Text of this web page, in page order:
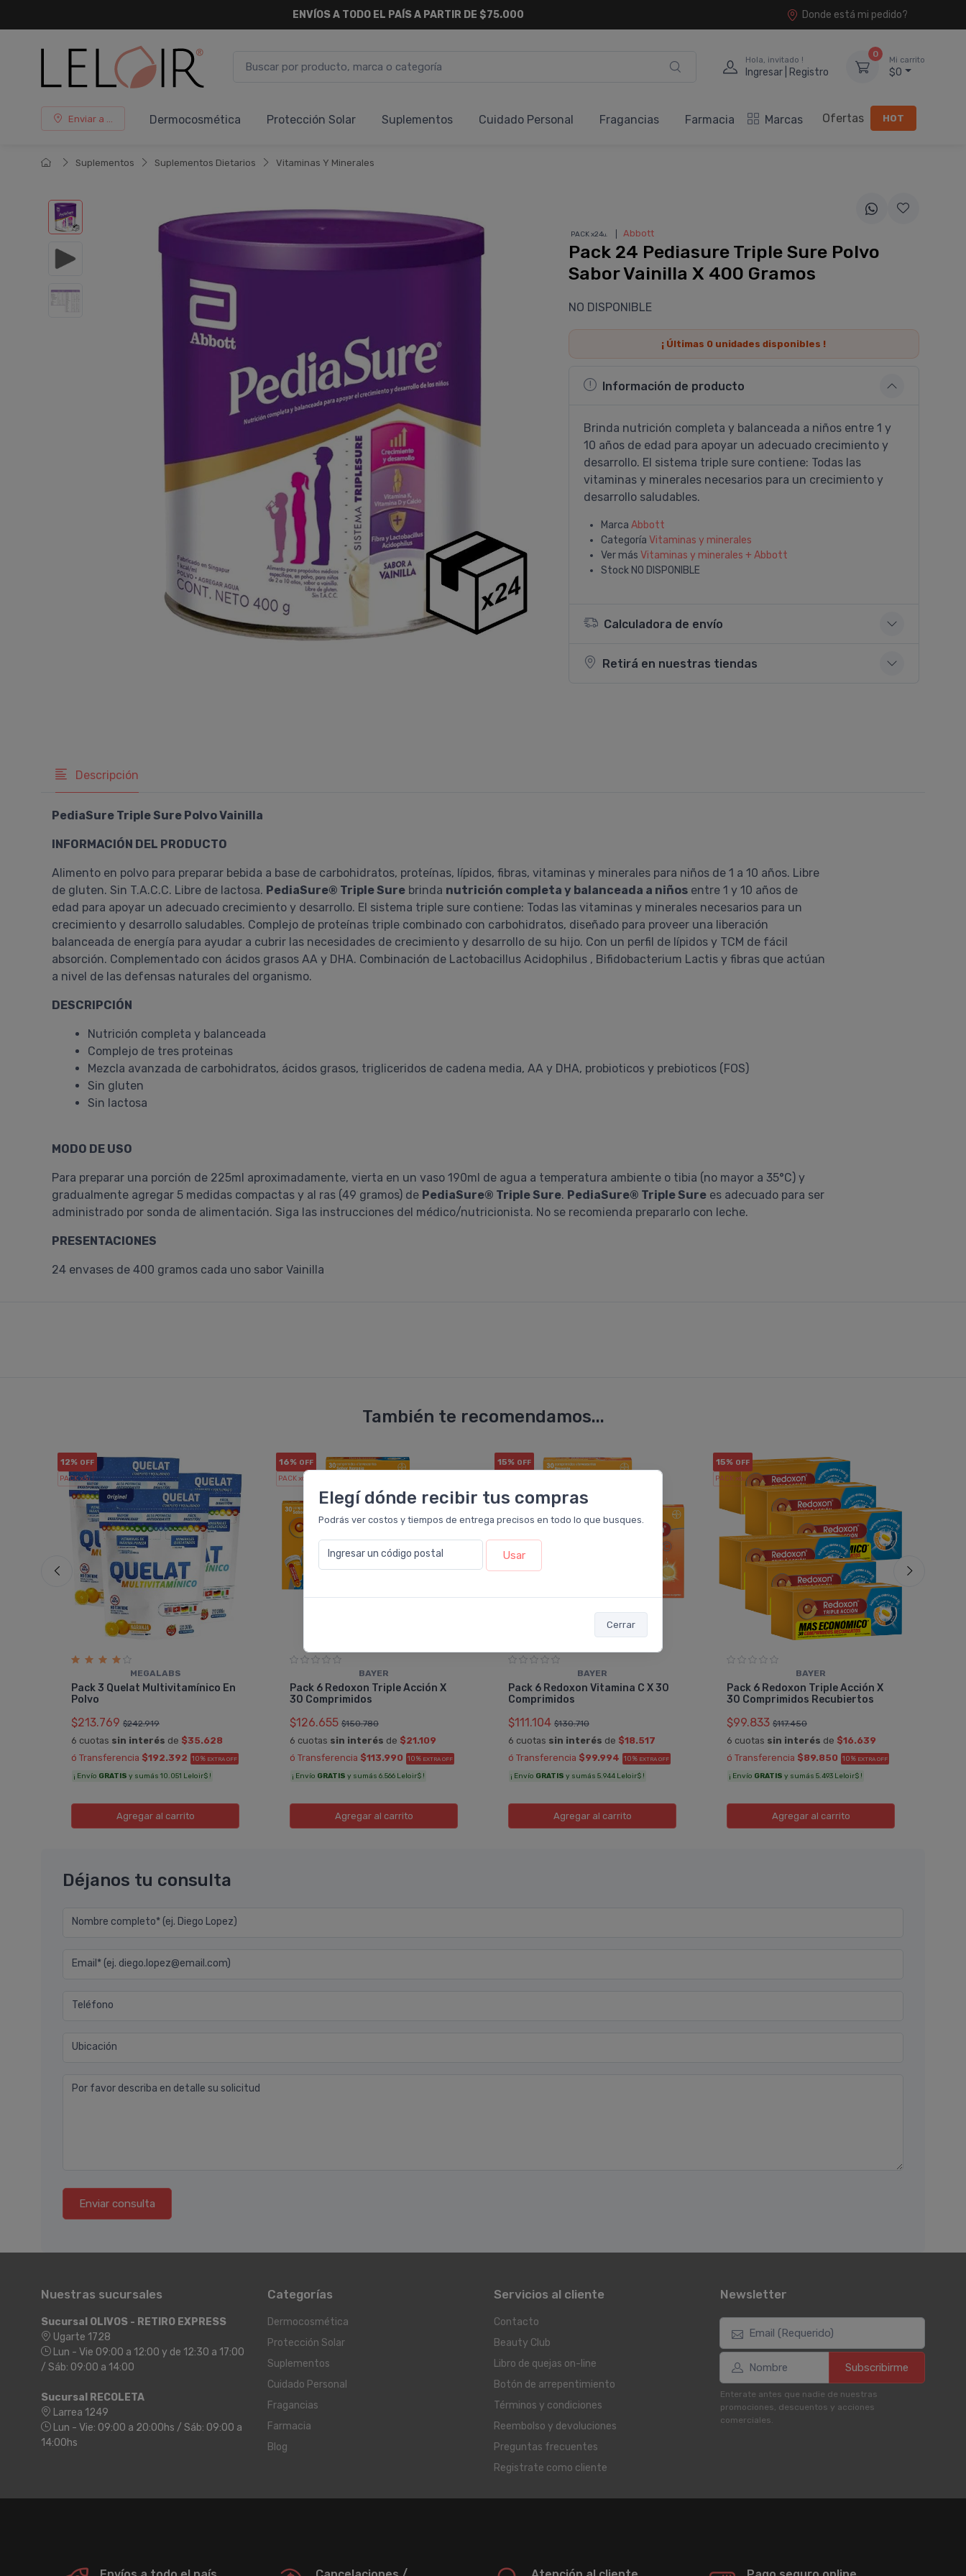
Elegí dónde recibir tus compras
Podrás ver costos y tiempos de entrega precisos en todo lo que busques.
Ingresar un código postal Usar
Cerrar
ENVÍOS A TODO EL PAÍS A PARTIR DE $75.000 Donde está mi pedido?
Hola, invitado !
Ingresar | Registro
0
Mi carrito
$0
Enviar a ... Dermocosmética Protección Solar Suplementos Cuidado Personal Fragancias Farmacia Marcas Ofertas HOT
Suplementos Suplementos Dietarios Vitaminas Y Minerales
PACK x24u. Abbott
Pack 24 Pediasure Triple Sure Polvo
Sabor Vainilla X 400 Gramos
NO DISPONIBLE
¡ Últimas 0 unidades disponibles !
Información de producto
Brinda nutrición completa y balanceada a niños entre 1 y
10 años de edad para apoyar un adecuado crecimiento y
desarrollo. El sistema triple sure contiene: Todas las
vitaminas y minerales necesarios para un crecimiento y
desarrollo saludables.
Marca Abbott
Categoría Vitaminas y minerales
Ver más Vitaminas y minerales + Abbott
Stock NO DISPONIBLE
Calculadora de envío
Retirá en nuestras tiendas
Descripción
PediaSure Triple Sure Polvo Vainilla
INFORMACIÓN DEL PRODUCTO
Alimento en polvo para preparar bebida a base de carbohidratos, proteínas, lípidos, fibras, vitaminas y minerales para niños de 1 a 10 años. Libre
de gluten. Sin T.A.C.C. Libre de lactosa. PediaSure® Triple Sure brinda nutrición completa y balanceada a niños entre 1 y 10 años de
edad para apoyar un adecuado crecimiento y desarrollo. El sistema triple sure contiene: Todas las vitaminas y minerales necesarios para un
crecimiento y desarrollo saludables. Complejo de proteínas triple combinado con carbohidratos, diseñado para proveer una liberación
balanceada de energía para ayudar a cubrir las necesidades de crecimiento y desarrollo de su hijo. Con un perfil de lípidos y TCM de fácil
absorción. Complementado con ácidos grasos AA y DHA. Combinación de Lactobacillus Acidophilus , Bifidobacterium Lactis y fibras que actúan
a nivel de las defensas naturales del organismo.
DESCRIPCIÓN
Nutrición completa y balanceada
Complejo de tres proteinas
Mezcla avanzada de carbohidratos, ácidos grasos, trigliceridos de cadena media, AA y DHA, probioticos y prebioticos (FOS)
Sin gluten
Sin lactosa
MODO DE USO
Para preparar una porción de 225ml aproximadamente, vierta en un vaso 190ml de agua a temperatura ambiente o tibia (no mayor a 35°C) y
gradualmente agregar 5 medidas compactas y al ras (49 gramos) de PediaSure® Triple Sure. PediaSure® Triple Sure es adecuado para ser
administrado por sonda de alimentación. Siga las instrucciones del médico/nutricionista. No se recomienda prepararlo con leche.
PRESENTACIONES
24 envases de 400 gramos cada uno sabor Vainilla
También te recomendamos...
12% OFF
PACK x3u.
MEGALABS
Pack 3 Quelat Multivitamínico En
Polvo
$213.769 $242.919
6 cuotas sin interés de $35.628
ó Transferencia $192.392 10% EXTRA OFF
¡ Envío GRATIS y sumás 10.051 Leloir$ !
Agregaral carrito
16% OFF
PACK x6
BAYER
Pack 6 Redoxon Triple Acción X
30 Comprimidos
$126.655 $150.780
6 cuotas sin interés de $21.109
ó Transferencia $113.990 10% EXTRA OFF
¡ Envío GRATIS y sumás 6.566 Leloir$ !
Agregaral carrito
15% OFF
BAYER
Pack 6 Redoxon Vitamina C X 30
Comprimidos
$111.104 $130.710
6 cuotas sin interés de $18.517
ó Transferencia $99.994 10% EXTRA OFF
¡ Envío GRATIS y sumás 5.944 Leloir$ !
Agregaral carrito
15% OFF
PACK x6u.
BAYER
Pack 6 Redoxon Triple Acción X
30 Comprimidos Recubiertos
$99.833 $117.450
6 cuotas sin interés de $16.639
ó Transferencia $89.850 10% EXTRA OFF
¡ Envío GRATIS y sumás 5.493 Leloir$ !
Agregaral carrito
Déjanos tu consulta
Nombre completo* (ej. Diego Lopez)
Email* (ej. diego.lopez@email.com)
Teléfono
Ubicación
Por favor describa en detalle su solicitud
Enviar consulta
Nuestras sucursales
Sucursal OLIVOS - RETIRO EXPRESS
Ugarte 1728
Lun - Vie 09:00 a 12:00 y de 12:30 a 17:00
/ Sáb: 09:00 a 14:00
Sucursal RECOLETA
Larrea 1249
Lun - Vie: 09:00 a 20:00hs / Sáb: 09:00 a
14:00hs
Categorías
Dermocosmética
Protección Solar
Suplementos
Cuidado Personal
Fragancias
Farmacia
Blog
Servicios al cliente
Contacto
Beauty Club
Libro de quejas on-line
Botón de arrepentimiento
Términos y condiciones
Reembolso y devoluciones
Preguntas frecuentes
Registrate como cliente
Newsletter
Subscribirme
Enterate antes que nadie de nuestras
promociones, descuentos y acciones
comerciales.